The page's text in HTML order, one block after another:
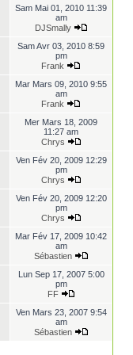
Sam Mai 01, 2010 11:39
am
DJSmally
Sam Avr 03, 2010 8:59
pm
Frank
Mar Mars 09, 2010 9:55
am
Frank
Mer Mars 18, 2009
11:27 am
Chrys
Ven Fév 20, 2009 12:29
pm
Chrys
Ven Fév 20, 2009 12:20
pm
Chrys
Mar Fév 17, 2009 10:42
am
Sébastien
Lun Sep 17, 2007 5:00
pm
FF
Ven Mars 23, 2007 9:54
am
Sébastien